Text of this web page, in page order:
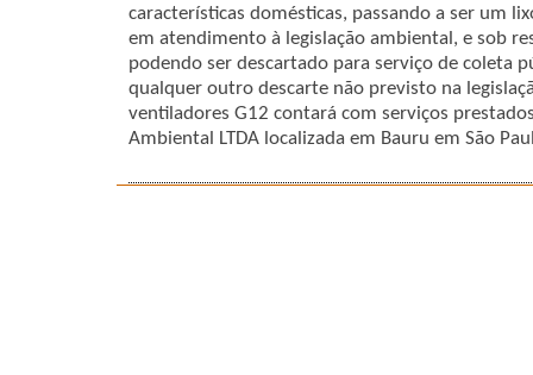
características domésticas, passando a ser um
em atendimento à legislação ambiental, e sob
podendo ser descartado para serviço de coleta
qualquer outro descarte não previsto na
ventiladores G12 contará com serviços
Ambiental LTDA localizada em Bauru em São